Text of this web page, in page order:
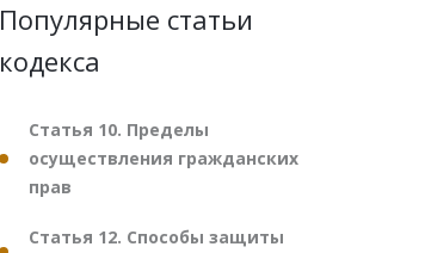
Популярные статьи
кодекса
Статья 10. Пределы
осуществления гражданских
прав
Статья 12. Способы защиты